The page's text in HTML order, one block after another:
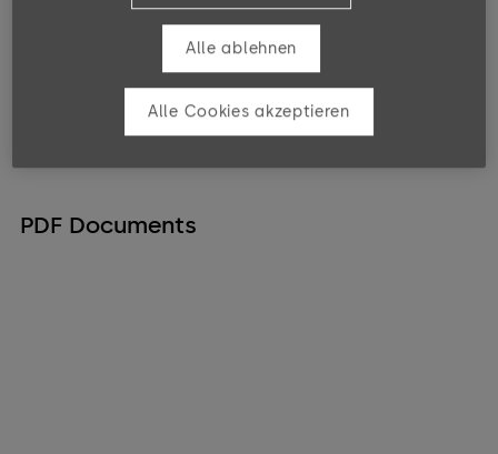
PDF Documents
Alle ablehnen
Alle Cookies akzeptieren